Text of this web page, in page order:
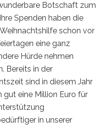
Botschaft zum
Spenden haben die
schon vor
eine ganz
Hürde nehmen
Bereits in der
sind in diesem Jahr
gut eine Million Euro für
in unserer